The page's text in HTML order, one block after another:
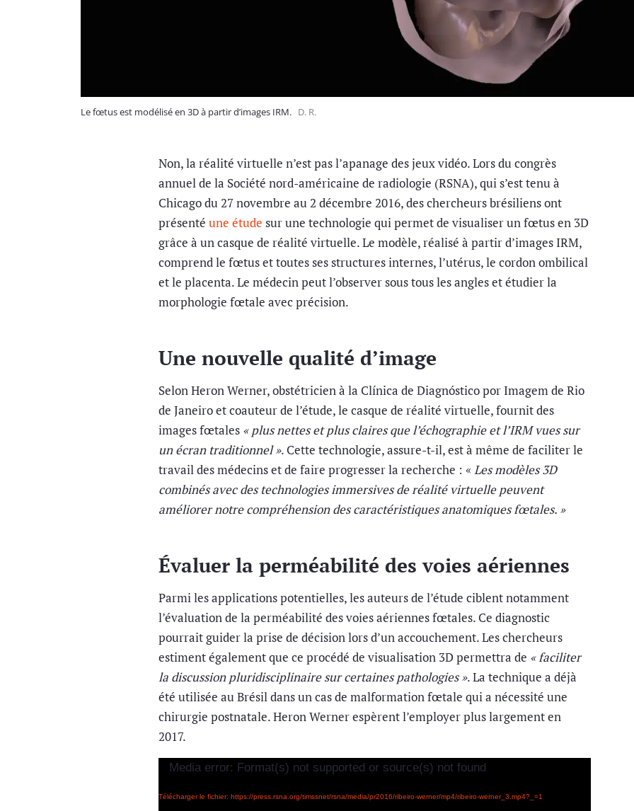
Le fœtus est modélisé en 3D à partir d’images IRM. D. R.
Non, la réalité virtuelle n’est pas l’apanage des jeux vidéo. Lors du congrès
annuel de la Société nord-américaine de radiologie (RSNA), qui s’est tenu à
Chicago du 27 novembre au 2 décembre 2016, des chercheurs brésiliens ont
présenté une étude sur une technologie qui permet de visualiser un fœtus en 3D
grâce à un casque de réalité virtuelle. Le modèle, réalisé à partir d’images IRM,
comprend le fœtus et toutes ses structures internes, l’utérus, le cordon ombilical
et le placenta. Le médecin peut l’observer sous tous les angles et étudier la
morphologie fœtale avec précision.
Une nouvelle qualité d’image
Selon Heron Werner, obstétricien à la Clínica de Diagnóstico por Imagem de Rio
de Janeiro et coauteur de l’étude, le casque de réalité virtuelle, fournit des
images fœtales « plus nettes et plus claires que l’échographie et l’IRM vues sur
un écran traditionnel ». Cette technologie, assure-t-il, est à même de faciliter le
travail des médecins et de faire progresser la recherche : « Les modèles 3D
combinés avec des technologies immersives de réalité virtuelle peuvent
améliorer notre compréhension des caractéristiques anatomiques fœtales. »
Évaluer la perméabilité des voies aériennes
Parmi les applications potentielles, les auteurs de l’étude ciblent notamment
l’évaluation de la perméabilité des voies aériennes fœtales. Ce diagnostic
pourrait guider la prise de décision lors d’un accouchement. Les chercheurs
estiment également que ce procédé de visualisation 3D permettra de « faciliter
la discussion pluridisciplinaire sur certaines pathologies ». La technique a déjà
été utilisée au Brésil dans un cas de malformation fœtale qui a nécessité une
chirurgie postnatale. Heron Werner espèrent l’employer plus largement en
2017.
Lecteur
Media error: Format(s) not supported or source(s) not found
Télécharger le fichier: https://press.rsna.org/timssnet/rsna/media/pr2016/ribeiro-werner/mp4/ribeiro-werner_3.mp4?_=1